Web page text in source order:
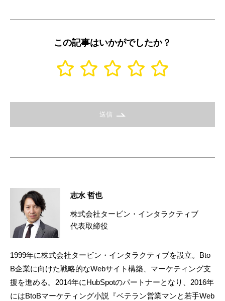
この記事はいかがでしたか？
送信
志水 哲也
株式会社タービン・インタラクティブ
代表取締役
1999年に株式会社タービン・インタラクティブを設立。Bto
B企業に向けた戦略的なWebサイト構築、マーケティング支
援を進める。2014年にHubSpotのパートナーとなり、2016年
にはBtoBマーケティング小説『ベテラン営業マンと若手Web